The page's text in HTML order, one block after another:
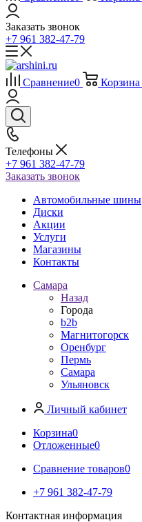
Заказать звонок
+7 961 382-47-79
Сравнение0 Корзина
Телефоны
+7 961 382-47-79
Заказать звонок
Автомобильные шины
Диски
Акции
Услуги
Магазины
Контакты
Самара
Назад
Города
b2b
Магнитогорск
Оренбург
Пермь
Самара
Ульяновск
Личный кабинет
Корзина0
Отложенные0
Сравнение товаров0
+7 961 382-47-79
Контактная информация